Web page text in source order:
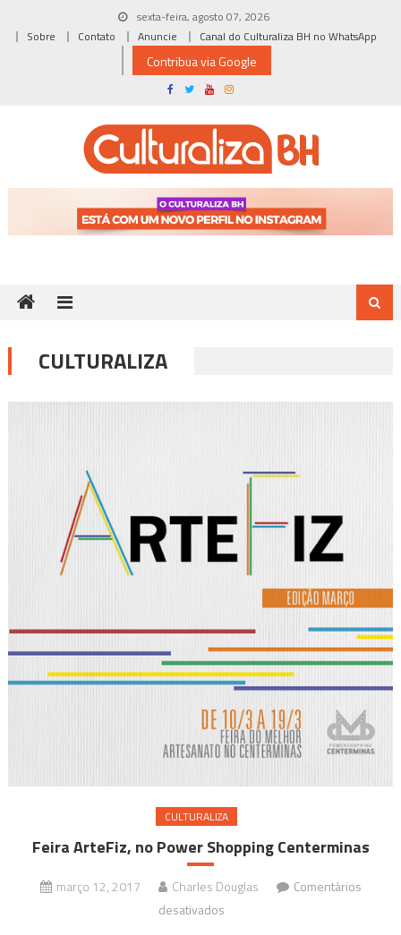
sexta-feira, agosto 07, 2026
Sobre
Contato Anuncie Canal do Culturaliza BH no WhatsApp
Contribua via Google
CULTURALIZA
CULTURALIZA
Feira ArteFiz, no Power Shopping Centerminas
março 12, 2017 Charles Douglas
Comentários
desativados